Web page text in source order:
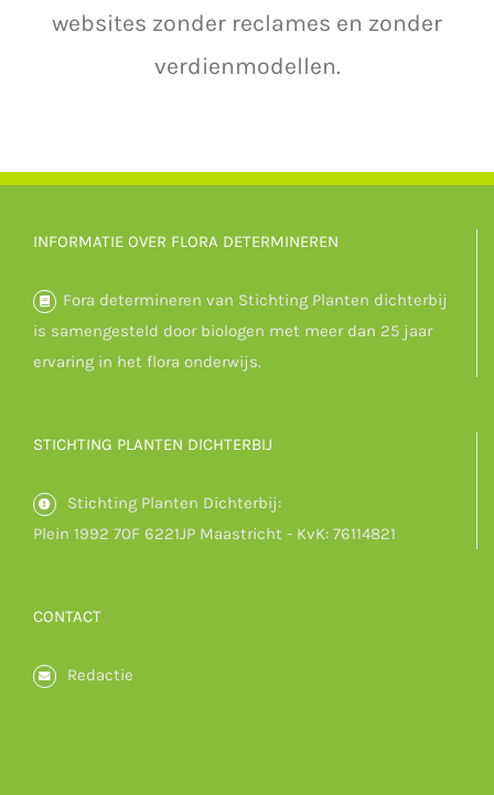
websites zonder reclames en zonder
verdienmodellen.
INFORMATIE OVER FLORA DETERMINEREN
Fora determineren van Stichting Planten dichterbij
is samengesteld door biologen met meer dan 25 jaar
ervaring in het flora onderwijs.
STICHTING PLANTEN DICHTERBIJ
Stichting Planten Dichterbij:
Plein 1992 70F 6221JP Maastricht - KvK: 76114821
CONTACT
Redactie